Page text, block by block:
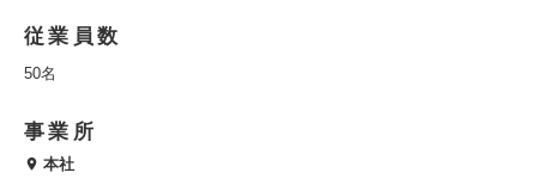
従業員数
50名
事業所
本社